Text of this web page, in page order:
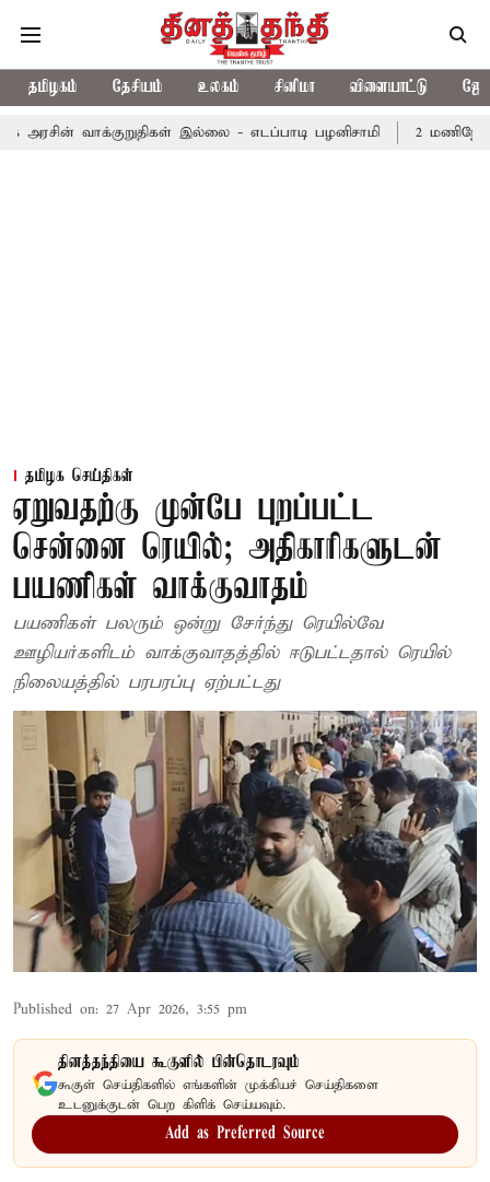
தமிழகம் தேசியம் உலகம் சினிமா விளையாட்டு
இல்லை - எடப்பாடி பழனிசாமி 2 மணிநேரம் 31
தமிழக செய்திகள்
ஏறுவதற்கு முன்பே புறப்பட்ட
சென்னை ரெயில்; அதிகாரிகளுடன்
பயணிகள் வாக்குவாதம்
பயணிகள் பலரும் ஒன்று சேர்ந்து ரெயில்வே
ஊழியர்களிடம் வாக்குவாதத்தில் ஈடுபட்டதால் ரெயில்
நிலையத்தில் பரபரப்பு ஏற்பட்டது
Published on: 27 Apr 2026, 3:55 pm
தினத்தந்தியை கூகுளில் பின்தொடரவும்
கூகுள் செய்திகளில் எங்களின் முக்கியச் செய்திகளை
உடனுக்குடன் பெற கிளிக் செய்யவும்.
Add as Preferred Source